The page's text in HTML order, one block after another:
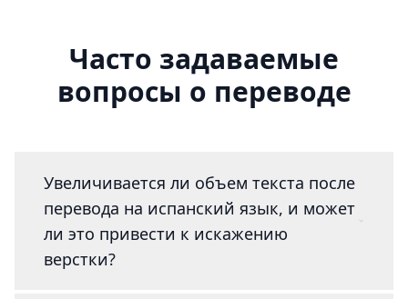
Часто задаваемые
вопросы о переводе
Увеличивается ли объем текста после
перевода на испанский язык, и может
ли это привести к искажению
верстки?